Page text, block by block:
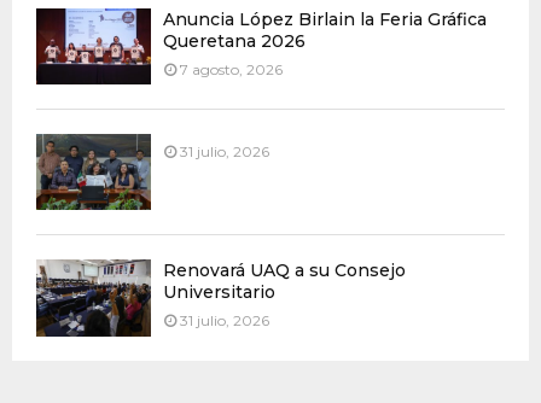
Anuncia López Birlain la Feria Gráfica
Queretana 2026
7 agosto, 2026
31 julio, 2026
Renovará UAQ a su Consejo
Universitario
31 julio, 2026